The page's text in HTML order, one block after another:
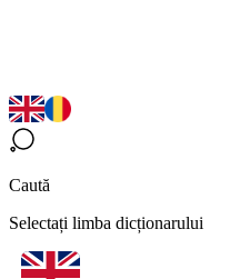
Caută
Selectați limba dicționarului